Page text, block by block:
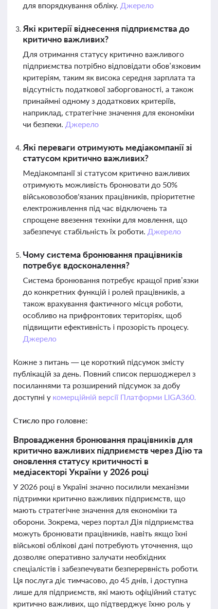
для впорядкування обліку. Джерело
Які критерії віднесення підприємства до
критично важливих?
Для отримання статусу критично важливого
підприємства потрібно відповідати обов’язковим
критеріям, таким як висока середня зарплата та
відсутність податкової заборгованості, а також
принаймні одному з додаткових критеріїв,
наприклад, стратегічне значення для економіки
чи безпеки. Джерело
Які переваги отримують медіакомпанії зі
статусом критично важливих?
Медіакомпанії зі статусом критично важливих
отримують можливість бронювати до 50%
військовозобов'язаних працівників, пріоритетне
електроживлення під час відключень та
спрощене ввезення техніки для мовлення, що
забезпечує стабільність їх роботи. Джерело
Чому система бронювання працівників
потребує вдосконалення?
Система бронювання потребує кращої прив’язки
до конкретних функцій і ролей працівників, а
також врахування фактичного місця роботи,
особливо на прифронтових територіях, щоб
підвищити ефективність і прозорість процесу.
Джерело
Кожне з питань — це короткий підсумок змісту
публікацій за день. Повний список першоджерел з
посиланнями та розширений підсумок за добу
доступні у комерційній версії Платформи LIGA360.
Стисло про головне:
Впровадження бронювання працівників для
критично важливих підприємств через Дію та
оновлення статусу критичності в
медіасекторі України у 2026 році
У 2026 році в Україні значно посилили механізми
підтримки критично важливих підприємств, що
мають стратегічне значення для економіки та
оборони. Зокрема, через портал Дія підприємства
можуть бронювати працівників, навіть якщо їхні
військові облікові дані потребують уточнення, що
дозволяє оперативно залучати необхідних
спеціалістів і забезпечувати безперервність роботи.
Ця послуга діє тимчасово, до 45 днів, і доступна
лише для підприємств, які мають офіційний статус
критично важливих, що підтверджує їхню роль у